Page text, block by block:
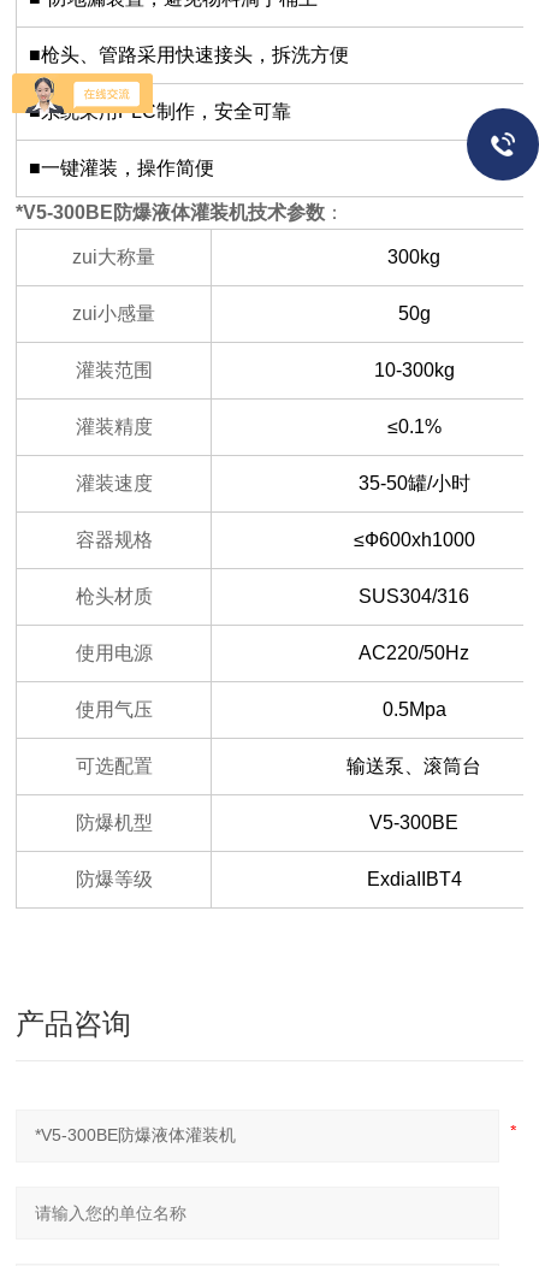
■枪头、管路采用快速接头，拆洗方便
■系统采用PLC制作，安全可靠
■一键灌装，操作简便
*V5-300BE 防爆液体灌装机技术参数 ：
zui大称量 300kg
zui小感量 50g
灌装范围 10-300kg
灌装精度 ≤0.1%
灌装速度 35-50罐/小时
容器规格 ≤Ф600xh1000
枪头材质 SUS304/316
使用电源 AC220/50Hz
使用气压 0.5Mpa
可选配置 输送泵、滚筒台
防爆机型 V5-300BE
防爆等级 ExdiaIIBT4
产品咨询